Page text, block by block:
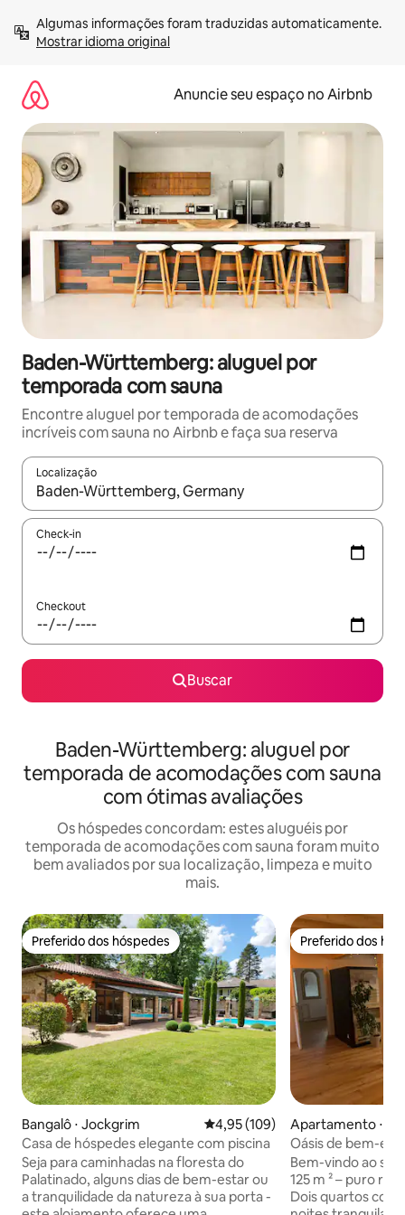
para
Mostrar idioma original
Anuncie seu espaço no Airbnb
Baden-Württemberg: aluguel por
temporada com sauna
Encontre aluguel por temporada de acomodações
incríveis com sauna no Airbnb e faça sua reserva
Localização
Quando os resultados estiverem disponíveis, explore-os
Check-in
Checkout
Buscar
Baden-Württemberg: aluguel por
temporada de acomodações com sauna
com ótimas avaliações
Os hóspedes concordam: estes aluguéis por
temporada de acomodações com sauna foram muito
bem avaliados por sua localização, limpeza e muito
mais.
Preferido dos hóspedes
Preferido dos hóspedes
Bangalô ⋅ Jockgrim 4,95 de uma avaliação média de
4,95 (109)
Casa de hóspedes elegante com piscina
Seja para caminhadas na floresta do
Palatinado, alguns dias de bem-estar ou
a tranquilidade da natureza à sua porta -
Preferido dos
Preferido dos
Apartamento ⋅
Oásis de bem-
com sauna
Bem-vindo ao
125 m ² – puro
Dois quartos